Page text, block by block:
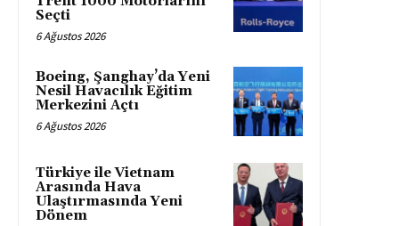
Seçti
6 Ağustos 2026
Boeing, Şanghay’da Yeni
Nesil Havacılık Eğitim
Merkezini Açtı
6 Ağustos 2026
Türkiye ile Vietnam
Arasında Hava
Ulaştırmasında Yeni
Dönem